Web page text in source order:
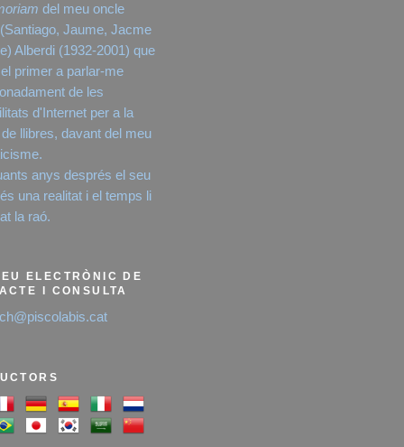
del meu oncle
Jaume, Jacme
Alberdi (1932-2001) que
primer a parlar-me
de les
d'Internet per a la
llibres, davant del meu
anys després el seu
una realitat i el temps li
la raó.
ELECTRÒNIC DE
I CONSULTA